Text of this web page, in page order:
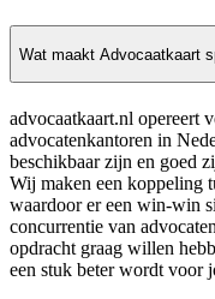
Wat maakt Advocaatkaart
advocaatkaart.nl opereert
advocatenkantoren in
beschikbaar zijn en goed
Wij maken een koppeling
waardoor er een win-win
concurrentie van
opdracht graag willen
een stuk beter wordt voor